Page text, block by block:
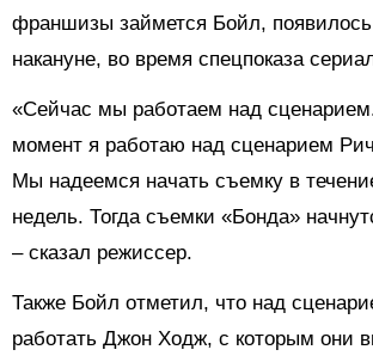
франшизы займется Бойл,
накануне, во время спецпоказа
«Сейчас мы работаем над
момент я работаю над сценарием
Мы надеемся начать съемку в
недель. Тогда съемки «Бонда»
– сказал режиссер.
Также Бойл отметил, что над
работать Джон Ходж, с которым они